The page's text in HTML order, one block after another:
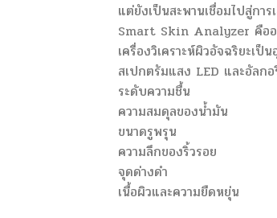
แต่ยังเป็นสะพานเชื่อมไปสู่กา
Smart Skin Analyzer คืออ
เครื่องวิเคราะห์ผิวอัจฉริยะเ
สเปกตรัมแสง LED และอัลก
ระดับความชื้น
ความสมดุลของน้ำมัน
ขนาดรูพรุน
ความลึกของริ้วรอย
จุดด่างดำ
เนื้อผิวและความยืดหยุ่น